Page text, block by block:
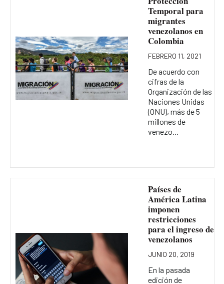
Temporal para
migrantes
venezolanos en
Colombia
FEBRERO 11, 2021
De acuerdo con
cifras de la
Organización de las
Naciones Unidas
(ONU), más de 5
millones de
venezo...
Países de
América Latina
imponen
restricciones
para el ingreso de
venezolanos
JUNIO 20, 2019
En la pasada
edición de